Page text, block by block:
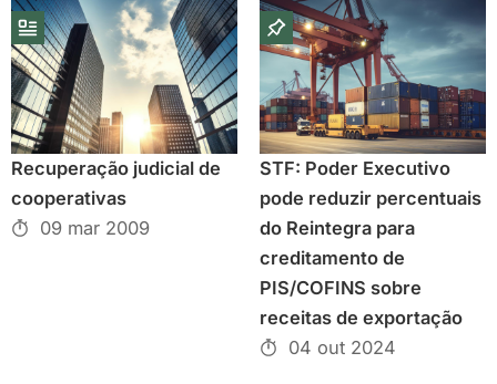
Recuperação judicial de
cooperativas
09 mar 2009
STF: Poder Executivo
pode reduzir percentuais
do Reintegra para
creditamento de
PIS/COFINS sobre
receitas de exportação
04 out 2024